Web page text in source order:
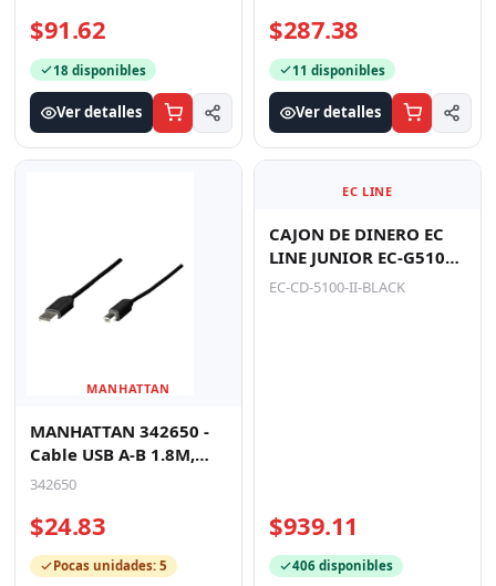
$91.62
18 disponibles
Ver detalles
$287.38
11 disponibles
Ver detalles
MANHATTAN
MANHATTAN 342650 -
Cable USB A-B 1.8M,
Negro Economico
342650
$24.83
Pocas unidades: 5
EC LINE
CAJON DE DINERO EC
LINE JUNIOR EC-G5100-
II, NEGRO,
EC-CD-5100-II-BLACK
$939.11
406 disponibles